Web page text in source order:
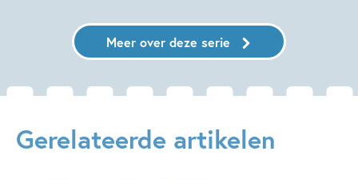
Meer over deze serie
Gerelateerde artikelen